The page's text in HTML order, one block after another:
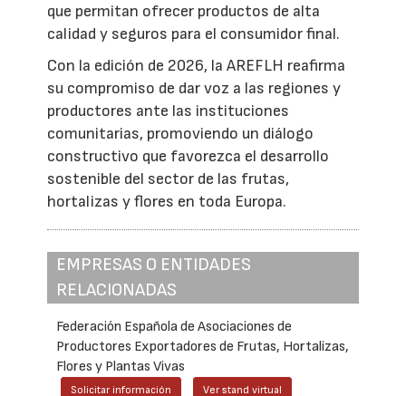
que permitan ofrecer productos de alta
calidad y seguros para el consumidor final.
Con la edición de 2026, la AREFLH reafirma
su compromiso de dar voz a las regiones y
productores ante las instituciones
comunitarias, promoviendo un diálogo
constructivo que favorezca el desarrollo
sostenible del sector de las frutas,
hortalizas y flores en toda Europa.
EMPRESAS O ENTIDADES
RELACIONADAS
Federación Española de Asociaciones de
Productores Exportadores de Frutas, Hortalizas,
Flores y Plantas Vivas
Solicitar información Ver stand virtual